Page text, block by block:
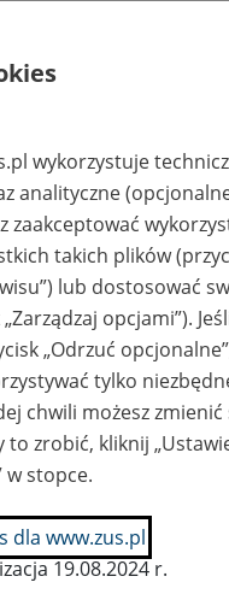
lub
zakładów
wykorzystuje
analityczne
zaakceptować
takich plików
lub dostosować
opcjami”).
„Odrzuć
tylko
chwili możesz
to zrobić, kliknij
w stopce.
dla www.zus.pl
19.08.2024 r.